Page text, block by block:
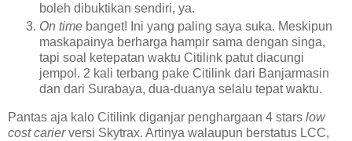
boleh dibuktikan sendiri, ya.
On time banget! Ini yang paling saya suka. Meskipun
maskapainya berharga hampir sama dengan singa,
tapi soal ketepatan waktu Citilink patut diacungi
jempol. 2 kali terbang pake Citilink dari Banjarmasin
dan dari Surabaya, dua-duanya selalu tepat waktu.
Pantas aja kalo Citilink diganjar penghargaan 4 stars low
cost carierversi Skytrax. Artinya walaupun berstatus LCC,